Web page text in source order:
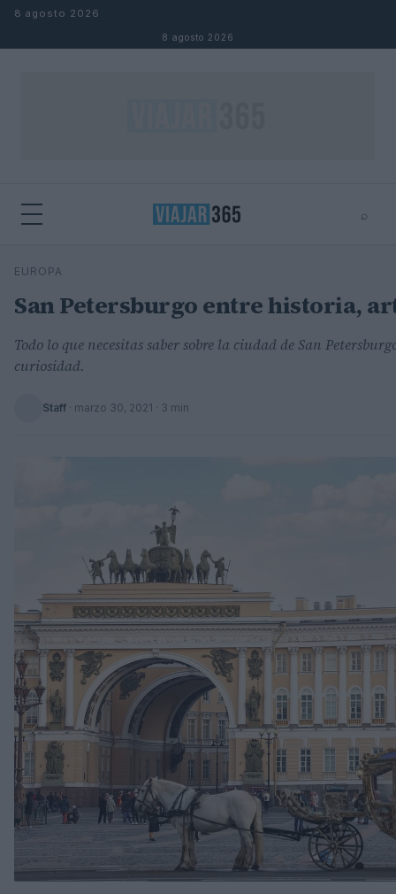
Saltar al contenido
8 agosto 2026
8 agosto 2026
⌕
Buscar
EUROPA
San Petersburgo entre historia,
Todo lo que necesitas saber sobre la ciudad de San
curiosidad.
Staff · marzo 30, 2021 · 3 min